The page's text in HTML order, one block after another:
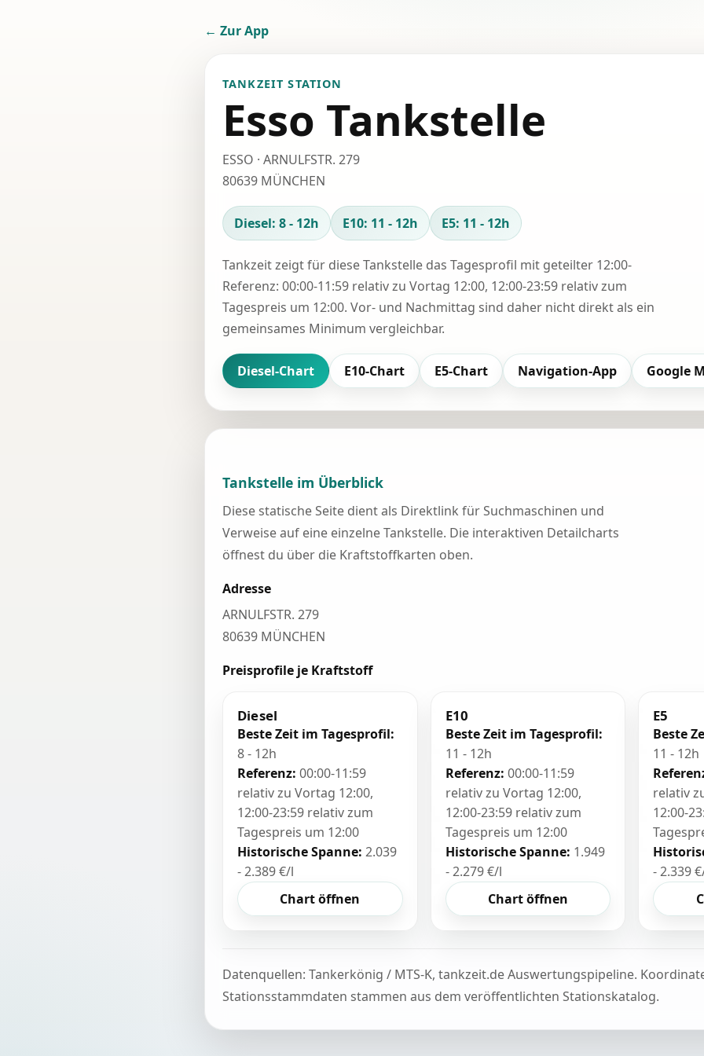
← Zur App
TANKZEIT STATION
Esso Tankstelle
ESSO · ARNULFSTR. 279
80639 MÜNCHEN
Diesel: 8 - 12h E10: 11 - 12h E5: 11 - 12h
Tankzeit zeigt für diese Tankstelle das Tagesprofil mit geteilter 12:00-
Referenz: 00:00-11:59 relativ zu Vortag 12:00, 12:00-23:59 relativ zum
Tagespreis um 12:00. Vor- und Nachmittag sind daher nicht direkt als ein
gemeinsames Minimum vergleichbar.
Diesel-Chart E10-Chart E5-Chart Navigation-App Google
Tankstelle im Überblick
Diese statische Seite dient als Direktlink für Suchmaschinen und
Verweise auf eine einzelne Tankstelle. Die interaktiven Detailcharts
öffnest du über die Kraftstoffkarten oben.
Adresse
ARNULFSTR. 279
80639 MÜNCHEN
Preisprofile je Kraftstoff
Diesel
Beste Zeit im Tagesprofil:
8 - 12h
Referenz: 00:00-11:59
relativ zu Vortag 12:00,
12:00-23:59 relativ zum
Tagespreis um 12:00
Historische Spanne: 2.039
- 2.389 €/l
Chart öffnen
E10
Beste Zeit im Tagesprofil:
11 - 12h
Referenz: 00:00-11:59
relativ zu Vortag 12:00,
12:00-23:59 relativ zum
Tagespreis um 12:00
Historische Spanne: 1.949
- 2.279 €/l
Chart öffnen
E5
Beste
11 - 12h
relativ
12:00-
- 2.339
Datenquellen: Tankerkönig / MTS-K, tankzeit.de Auswertungspipeline.
Stationsstammdaten stammen aus dem veröffentlichten Stationskatalog.